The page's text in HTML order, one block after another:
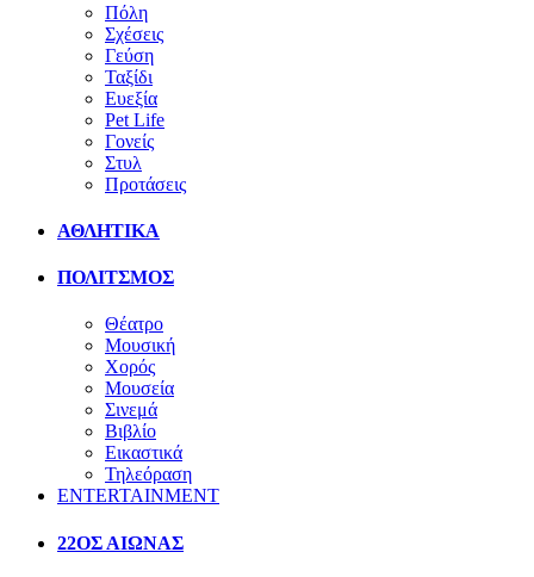
Πόλη
Σχέσεις
Γεύση
Ταξίδι
Ευεξία
Pet Life
Γονείς
Στυλ
Προτάσεις
ΑΘΛΗΤΙΚΑ
ΠΟΛΙΤΣΜΟΣ
Θέατρο
Μουσική
Χορός
Μουσεία
Σινεμά
Βιβλίο
Εικαστικά
Τηλεόραση
ENTERTAINMENT
22ΟΣ ΑΙΩΝΑΣ